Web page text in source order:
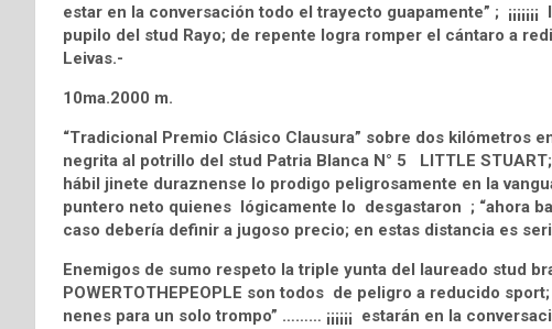
estar en la conversación todo el trayecto guapamente” ;
pupilo del stud Rayo; de repente logra romper el cántaro a
Leivas.-
10ma.2000 m.
“Tradicional Premio Clásico Clausura” sobre dos kilómetros
negrita al potrillo del stud Patria Blanca N° 5 LITTLE
hábil jinete duraznense lo prodigo peligrosamente en la
puntero neto quienes lógicamente lo desgastaron ; “ahora
caso debería definir a jugoso precio; en estas distancia es
Enemigos de sumo respeto la triple yunta del laureado stud
POWERTOTHEPEOPLE son todos de peligro a reducido
nenes para un solo trompo” ……… ¡¡¡¡¡¡ estarán en la